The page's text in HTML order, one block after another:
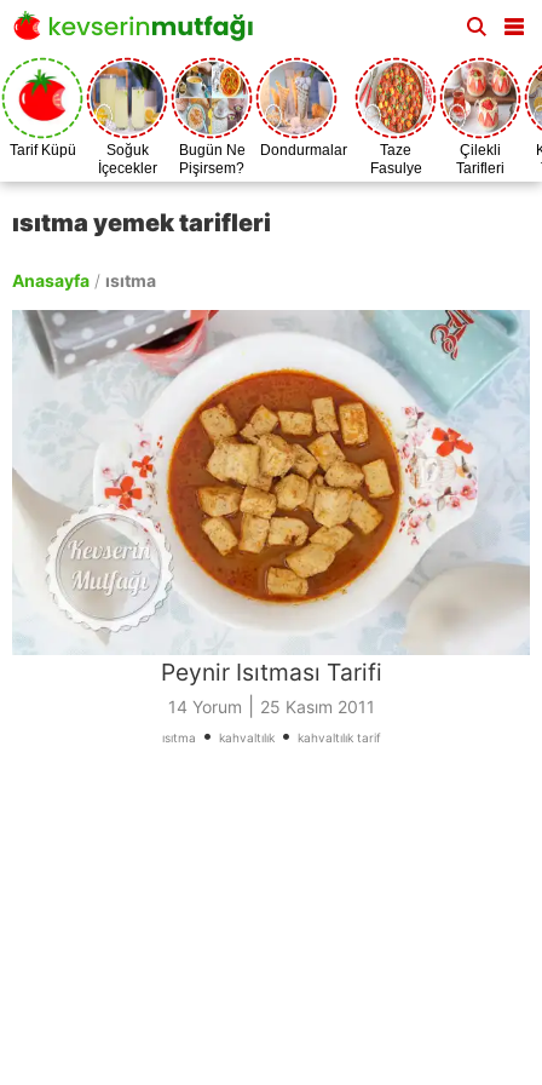
Tarif Küpü
Soğuk
İçecekler
Bugün Ne
Pişirsem?
Dondurmalar
Taze
Fasulye
Zamanı
Çilekli
Tarifleri
ısıtma yemek tarifleri
Anasayfa / ısıtma
Peynir Isıtması Tarifi
14 Yorum 25 Kasım 2011
ısıtma • kahvaltılık• kahvaltılık tarif